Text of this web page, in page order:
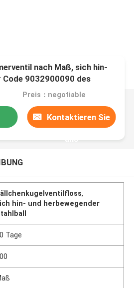
nach Maß, sich hin-
Code 9032900090 des
Preis：negotiable
Kontaktieren Sie
uns
,
hin- und herbewegender
Tage